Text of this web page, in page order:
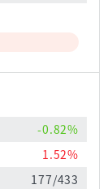
-0.82%
1.52%
177/433